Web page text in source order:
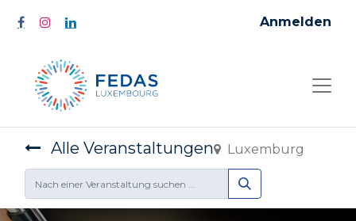
Anmelden
Alle Veranstaltungen Luxemburg